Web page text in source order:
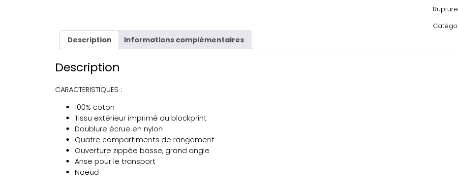
Description Informations complémentaires
Description
CARACTERISTIQUES :
100% coton
Tissu extérieur imprimé au blockprint
Doublure écrue en nylon
Quatre compartiments de rangement
Ouverture zippée basse, grand angle
Anse pour le transport
Noeud